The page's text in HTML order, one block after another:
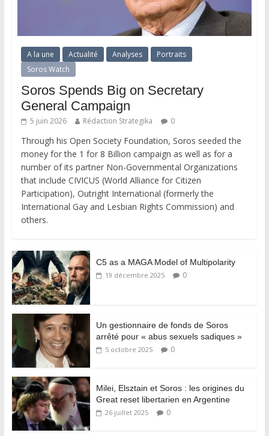
A la une Actualité Analyses
Portraits
Soros Watch
Soros Spends Big on Secretary
General Campaign
5 juin 2026 Rédaction Strategika 0
Through his Open Society Foundation, Soros seeded the
money for the 1 for 8 Billion campaign as well as for a
number of its partner Non-Governmental Organizations
that include CIVICUS (World Alliance for Citizen
Participation), Outright International (formerly the
International Gay and Lesbian Rights Commission) and
others.
C5 as a MAGA Model of Multipolarity
19 décembre 2025 0
Un gestionnaire de fonds de Soros
arrêté pour « abus sexuels sadiques »
5 octobre 2025 0
Milei, Elsztain et Soros : les origines du
Great reset libertarien en Argentine
26 juillet 2025 0